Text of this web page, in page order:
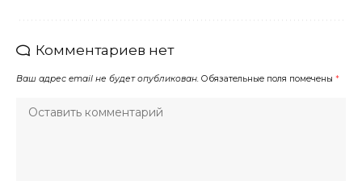
Комментариев нет
Ваш адрес email не будет опубликован. Обязательные поля помечены *